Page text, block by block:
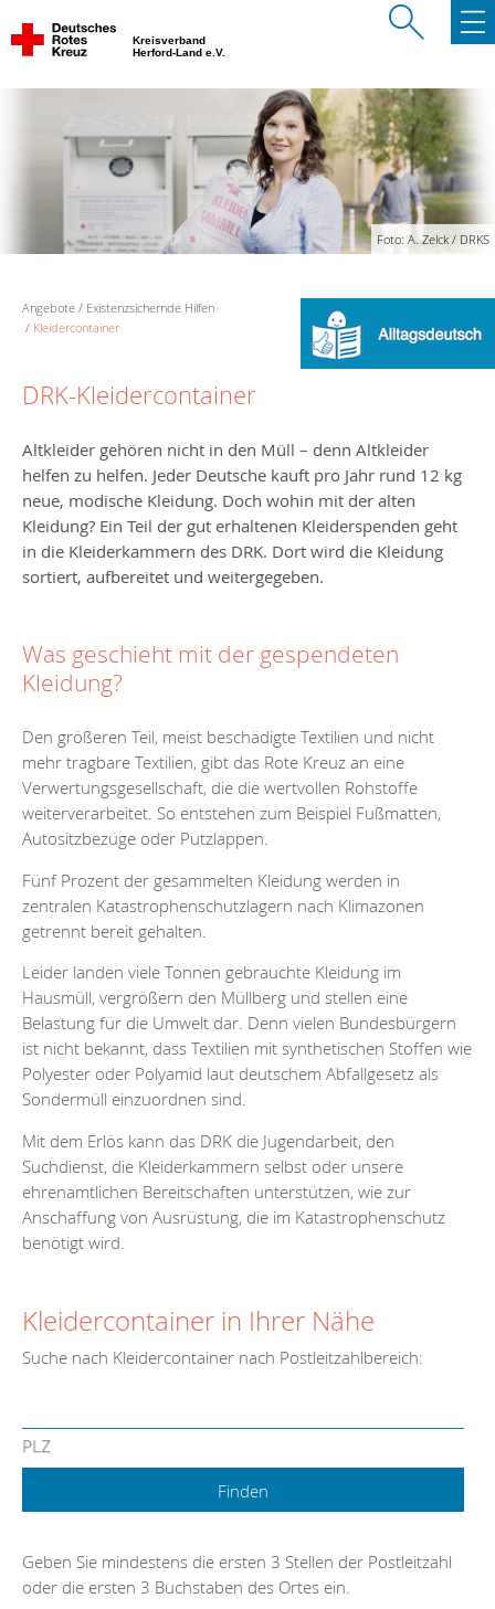
Kreisverband
Herford-Land e.V.
Foto: A. Zelck / DRKS
Angebote
Existenzsichernde Hilfen
Kleidercontainer
DRK-Kleidercontainer
Altkleider gehören nicht in den Müll – denn Altkleider
helfen zu helfen. Jeder Deutsche kauft pro Jahr rund 12 kg
neue, modische Kleidung. Doch wohin mit der alten
Kleidung? Ein Teil der gut erhaltenen Kleiderspenden geht
in die Kleiderkammern des DRK. Dort wird die Kleidung
sortiert, aufbereitet und weitergegeben.
Was geschieht mit der gespendeten
Kleidung?
Den größeren Teil, meist beschädigte Textilien und nicht
mehr tragbare Textilien, gibt das Rote Kreuz an eine
Verwertungsgesellschaft, die die wertvollen Rohstoffe
weiterverarbeitet. So entstehen zum Beispiel Fußmatten,
Autositzbezüge oder Putzlappen.
Fünf Prozent der gesammelten Kleidung werden in
zentralen Katastrophenschutzlagern nach Klimazonen
getrennt bereit gehalten.
Leider landen viele Tonnen gebrauchte Kleidung im
Hausmüll, vergrößern den Müllberg und stellen eine
Belastung für die Umwelt dar. Denn vielen Bundesbürgern
ist nicht bekannt, dass Textilien mit synthetischen Stoffen wie
Polyester oder Polyamid laut deutschem Abfallgesetz als
Sondermüll einzuordnen sind.
Mit dem Erlös kann das DRK die Jugendarbeit, den
Suchdienst, die Kleiderkammern selbst oder unsere
ehrenamtlichen Bereitschaften unterstützen, wie zur
Anschaffung von Ausrüstung, die im Katastrophenschutz
benötigt wird.
Kleidercontainer in Ihrer Nähe
Suche nach Kleidercontainer nach Postleitzahlbereich:
PLZ
Geben Sie mindestens die ersten 3 Stellen der Postleitzahl
oder die ersten 3 Buchstaben des Ortes ein.